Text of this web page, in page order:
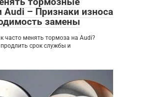
Audi – Признаки износа
замены
часто менять тормоза на Audi?
продлить срок службы и